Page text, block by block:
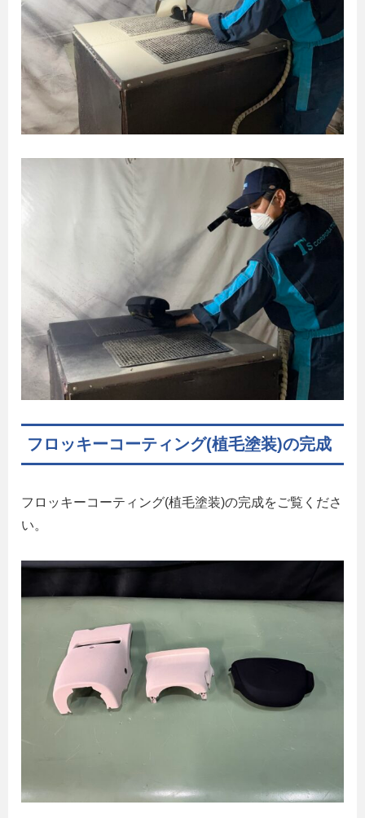
フロッキーコーティング(植毛塗装)の完成
フロッキーコーティング(植毛塗装)の完成をご覧くださ
い。